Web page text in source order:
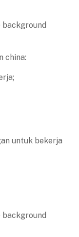
background
china:
untuk bekerja
background